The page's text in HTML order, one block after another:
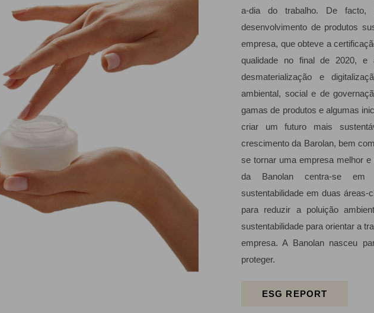
a-dia do trabalho. De facto,
desenvolvimento de produtos
empresa, que obteve a
qualidade no final de 2020, e
desmaterialização e
ambiental, social e de
gamas de produtos e algumas
criar um futuro mais
crescimento da Barolan, bem
se tornar uma empresa melhor
da Banolan centra-se em
sustentabilidade em duas áreas-
para reduzir a poluição
sustentabilidade para orientar a
empresa. A Banolan nasceu
proteger.
ESG REPORT